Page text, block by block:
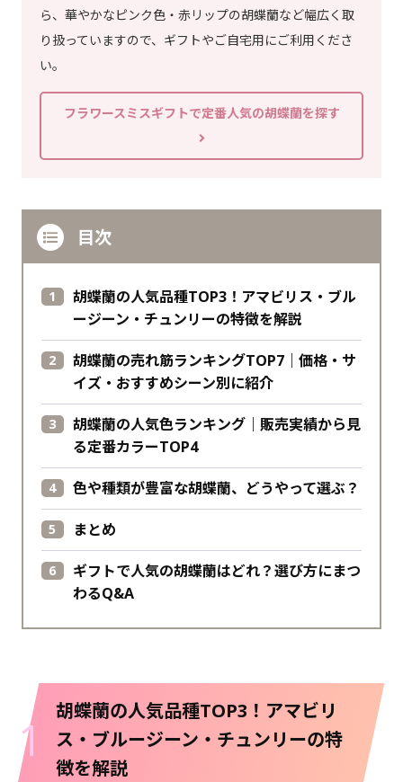
ら、華やかなピンク色・赤リップの胡蝶蘭など幅広く取
り扱っていますので、ギフトやご自宅用にご利用くださ
い。
フラワースミスギフトで定番人気の胡蝶蘭を探す
目次
胡蝶蘭の人気品種TOP3！アマビリス・ブル
ージーン・チュンリーの特徴を解説
胡蝶蘭の売れ筋ランキングTOP7｜価格・サ
イズ・おすすめシーン別に紹介
胡蝶蘭の人気色ランキング｜販売実績から見
る定番カラーTOP4
色や種類が豊富な胡蝶蘭、どうやって選ぶ？
まとめ
ギフトで人気の胡蝶蘭はどれ？選び方にまつ
わるQ&A
1
胡蝶蘭の人気品種TOP3！アマビリ
ス・ブルージーン・チュンリーの特
徴を解説